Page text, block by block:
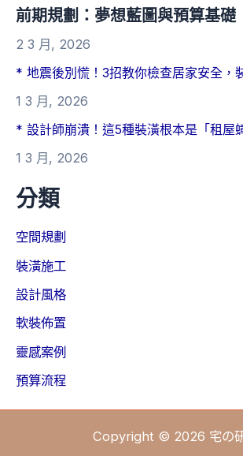
前期規劃：夢想藍圖與預算基礎
2 3 月, 2026
* 地震後別慌！3招教你檢查居家安全，
1 3 月, 2026
* 設計師崩潰！這5種裝潢根本是「租屋
1 3 月, 2026
分類
空間規劃
裝潢施工
設計風格
軟裝佈置
靈感案例
預算流程
Copyright © 2026 宅の